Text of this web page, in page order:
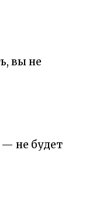
вы не
— не будет